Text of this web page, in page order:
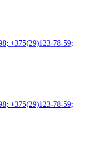
+375(29)123-78-59;
+375(29)123-78-59;